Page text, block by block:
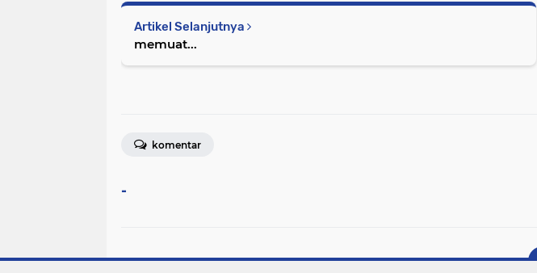
Artikel Selanjutnya
memuat...
komentar
-